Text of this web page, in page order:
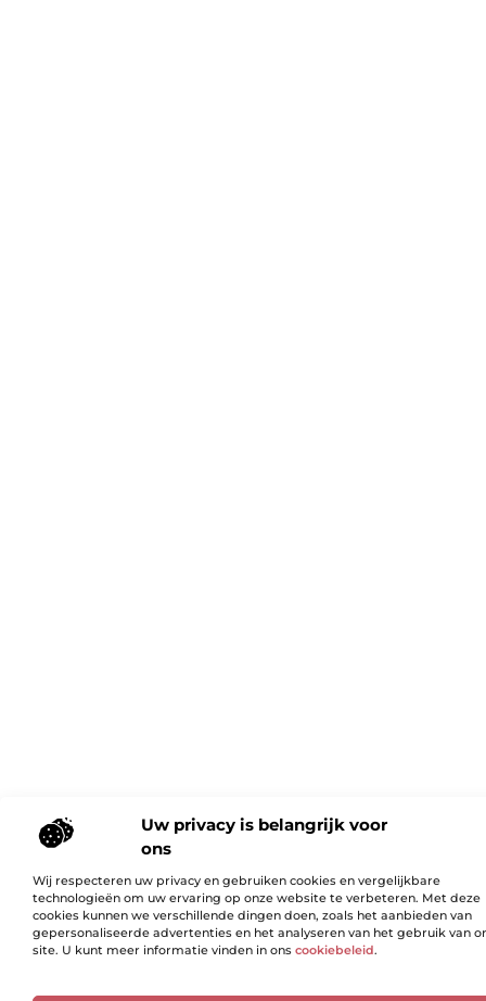
Uw privacy is belangrijk voor
ons
Wij respecteren uw privacy en gebruiken cookies en vergelijkbare
technologieën om uw ervaring op onze website te verbeteren. Met deze
cookies kunnen we verschillende dingen doen, zoals het aanbieden van
gepersonaliseerde advertenties en het analyseren van het gebruik van
site. U kunt meer informatie vinden in ons cookiebeleid.